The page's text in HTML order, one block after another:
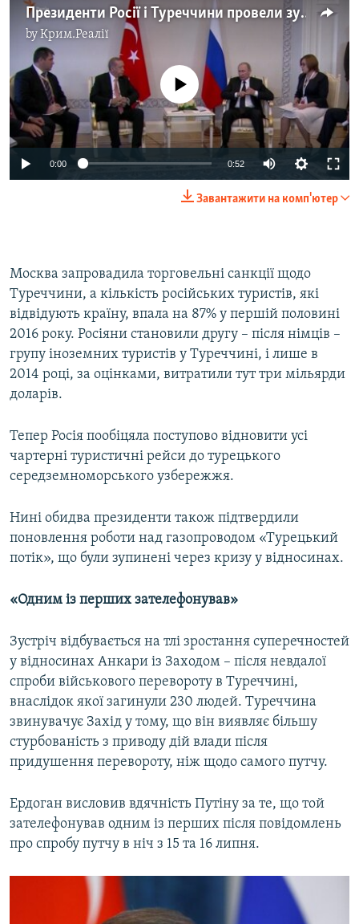
Президенти Росії і Туреччини провели зустріч
byКрим.Реалії
No media source currently available
0:00 0:52
Завантажити на комп'ютер
Москва запровадила торговельні санкції щодо
Туреччини, а кількість російських туристів, які
відвідують країну, впала на 87% у першій половині
2016 року. Росіяни становили другу – після німців –
групу іноземних туристів у Туреччині, і лише в
2014 році, за оцінками, витратили тут три мільярди
доларів.
Тепер Росія пообіцяла поступово відновити усі
чартерні туристичні рейси до турецького
середземноморського узбережжя.
Нині обидва президенти також підтвердили
поновлення роботи над газопроводом «Турецький
потік», що були зупинені через кризу у відносинах.
«Одним із перших зателефонував»
Зустріч відбувається на тлі зростання суперечностей
у відносинах Анкари із Заходом – після невдалої
спроби військового перевороту в Туреччині,
внаслідок якої загинули 230 людей. Туреччина
звинувачує Захід у тому, що він виявляє більшу
стурбованість з приводу дій влади після
придушення перевороту, ніж щодо самого путчу.
Ердоган висловив вдячність Путіну за те, що той
зателефонував одним із перших після повідомлень
про спробу путчу в ніч з 15 та 16 липня.